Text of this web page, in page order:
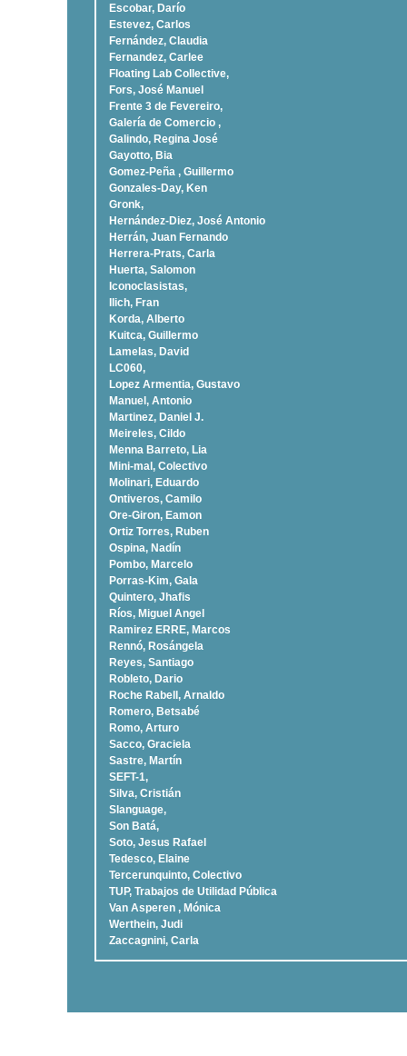
Escobar, Darío
Estevez, Carlos
Fernández, Claudia
Fernandez, Carlee
Floating Lab Collective,
Fors, José Manuel
Frente 3 de Fevereiro,
Galería de Comercio ,
Galindo, Regina José
Gayotto, Bia
Gomez-Peña , Guillermo
Gonzales-Day, Ken
Gronk,
Hernández-Diez, José Antonio
Herrán, Juan Fernando
Herrera-Prats, Carla
Huerta, Salomon
Iconoclasistas,
Ilich, Fran
Korda, Alberto
Kuitca, Guillermo
Lamelas, David
LC060,
Lopez Armentia, Gustavo
Manuel, Antonio
Martinez, Daniel J.
Meireles, Cildo
Menna Barreto, Lia
Mini-mal, Colectivo
Molinari, Eduardo
Ontiveros, Camilo
Ore-Giron, Eamon
Ortiz Torres, Ruben
Ospina, Nadí­n
Pombo, Marcelo
Porras-Kim, Gala
Quintero, Jhafis
Rí­os, Miguel Angel
Ramirez ERRE, Marcos
Rennó, Rosángela
Reyes, Santiago
Robleto, Dario
Roche Rabell, Arnaldo
Romero, Betsabé
Romo, Arturo
Sacco, Graciela
Sastre, Martí­n
SEFT-1,
Silva, Cristián
Slanguage,
Son Batá,
Soto, Jesus Rafael
Tedesco, Elaine
Tercerunquinto, Colectivo
TUP, Trabajos de Utilidad Pública
Van Asperen , Mónica
Werthein, Judi
Zaccagnini, Carla